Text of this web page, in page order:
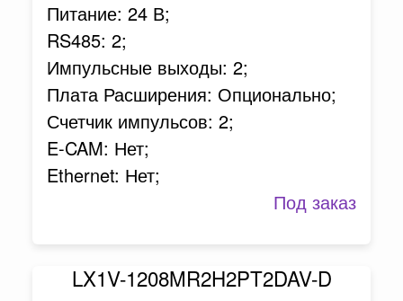
Питание: 24 В;
RS485: 2;
Импульсные выходы: 2;
Плата Расширения: Опционально;
Счетчик импульсов: 2;
E-CAM: Нет;
Ethernet: Нет;
Под заказ
LX1V-1208MR2H2PT2DAV-D